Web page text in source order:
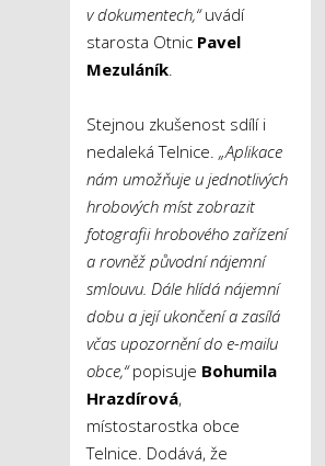
v dokumentech,“uvádí
starosta Otnic Pavel
Mezuláník.
Stejnou zkušenost sdílí i
nedaleká Telnice. „Aplikace
nám umožňuje u jednotlivých
hrobových míst zobrazit
fotografii hrobového zařízení
a rovněž původní nájemní
smlouvu. Dále hlídá nájemní
dobu a její ukončení a zasílá
včas upozornění do e-mailu
obce,“popisuje Bohumila
Hrazdírová,
místostarostka obce
Telnice. Dodává, že